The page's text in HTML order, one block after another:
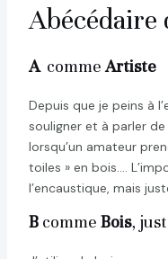
Abécédaire
AcommeArtiste
Depuis que je peins à
souligner et à parler
lorsqu’un amateur
toiles » en bois….
l’encaustique, mais
Bcomme Bois,